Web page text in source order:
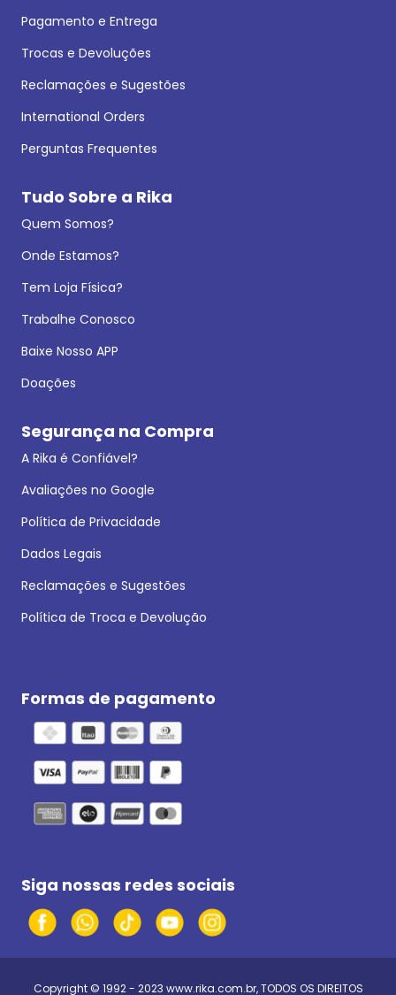
Pagamento e Entrega
Trocas e Devoluções
Reclamações e Sugestões
International Orders
Perguntas Frequentes
Tudo Sobre a Rika
Quem Somos?
Onde Estamos?
Tem Loja Física?
Trabalhe Conosco
Baixe Nosso APP
Doações
Segurança na Compra
A Rika é Confiável?
Avaliações no Google
Política de Privacidade
Dados Legais
Reclamações e Sugestões
Política de Troca e Devolução
Formas de pagamento
Siga nossas redes sociais
Copyright © 1992 - 2023 www.rika.com.br, TODOS OS DIREITOS